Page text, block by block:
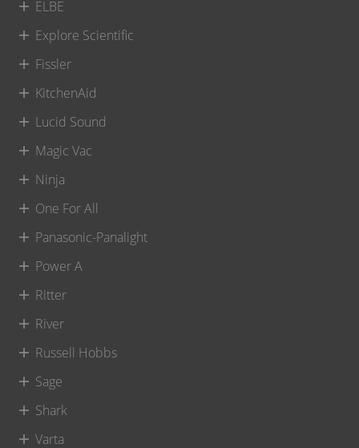
ELBE
Explore Scientific
Fissler
KitchenAid
Lucid Sound
Magic Vac
Ninja
One For All
Panasonic-Panalight
Power A
Ritter
River
Russell Hobbs
Sage
Shark
Varta